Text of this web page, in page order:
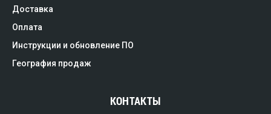
Доставка
Оплата
Инструкции и обновление ПО
География продаж
КОНТАКТЫ